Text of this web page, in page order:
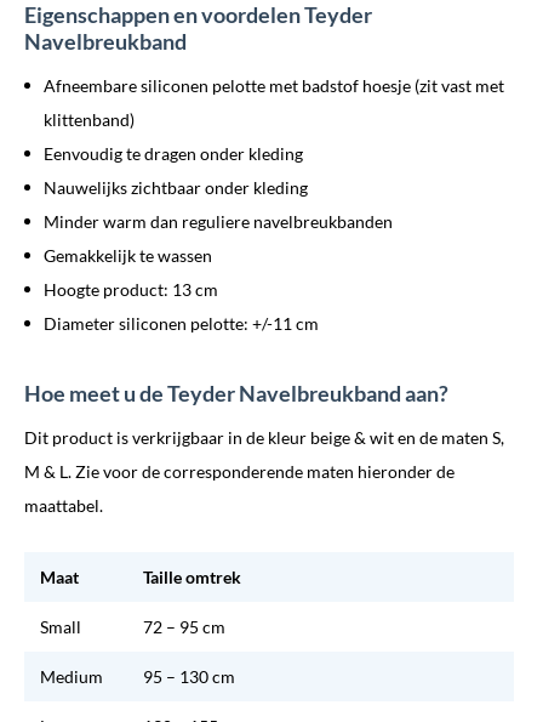
Eigenschappen en voordelen Teyder
Navelbreukband
Afneembare siliconen pelotte met badstof hoesje (zit vast met
klittenband)
Eenvoudig te dragen onder kleding
Nauwelijks zichtbaar onder kleding
Minder warm dan reguliere navelbreukbanden
Gemakkelijk te wassen
Hoogte product: 13 cm
Diameter siliconen pelotte: +/-11 cm
Hoe meet u de Teyder Navelbreukband aan?
Dit product is verkrijgbaar in de kleur beige & wit en de maten S,
M & L. Zie voor de corresponderende maten hieronder de
maattabel.
Maat Taille omtrek
Small 72 – 95 cm
Medium 95 – 130 cm